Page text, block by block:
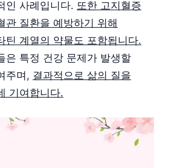
인 사례입니다. 또한 고지혈증
관 질환을 예방하기 위해
틴 계열의 약물도 포함됩니다.
은 특정 건강 문제가 발생할
주며, 결과적으로 삶의 질을
기여합니다.